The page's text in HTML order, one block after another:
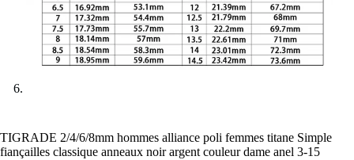
TIGRADE 2/4/6/8mm hommes alliance poli femmes titane Simple
fiançailles classique anneaux noir argent couleur dame anel 3-15